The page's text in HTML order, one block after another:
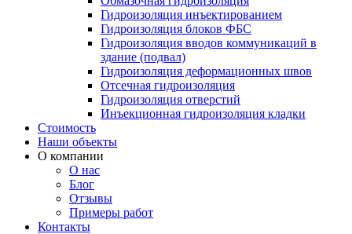
Гидроизоляция инъектированием
Гидроизоляция блоков ФБС
Гидроизоляция вводов коммуникаций в
здание (подвал)
Гидроизоляция деформационных швов
Отсечная гидроизоляция
Гидроизоляция отверстий
Инъекционная гидроизоляция кладки
Стоимость
Наши объекты
О компании
О нас
Блог
Отзывы
Примеры работ
Контакты